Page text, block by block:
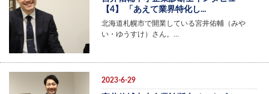
【4】 「あえて業界特化し...
北海道札幌市で開業している宮井佑輔（みや
い・ゆうすけ）さん。…
2023-6-29